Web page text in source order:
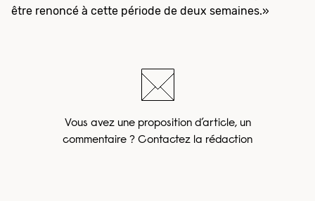
Vous avez une proposition d’article, un
commentaire ? Contactez la rédaction
être renoncé à cette période de deux semaines.»